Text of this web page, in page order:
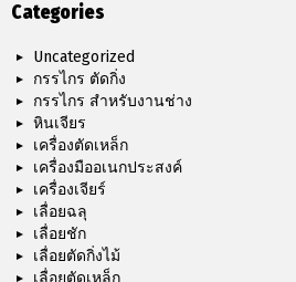
Categories
Uncategorized
กรรไกร ตัดกิ่ง
กรรไกร สำหรับงานช่าง
หินเจียร
เครื่องตัดเหล็ก
เครื่องมืออเนกประสงค์
เครื่องเจียร์
เลื่อยฉลุ
เลื่อยชัก
เลื่อยตัดกิ่งไม้
เลื่อยตัดเหล็ก